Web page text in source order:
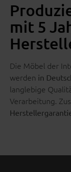
mit 5
Die Möbel der
werden in
langlebige
Verarbeitung.